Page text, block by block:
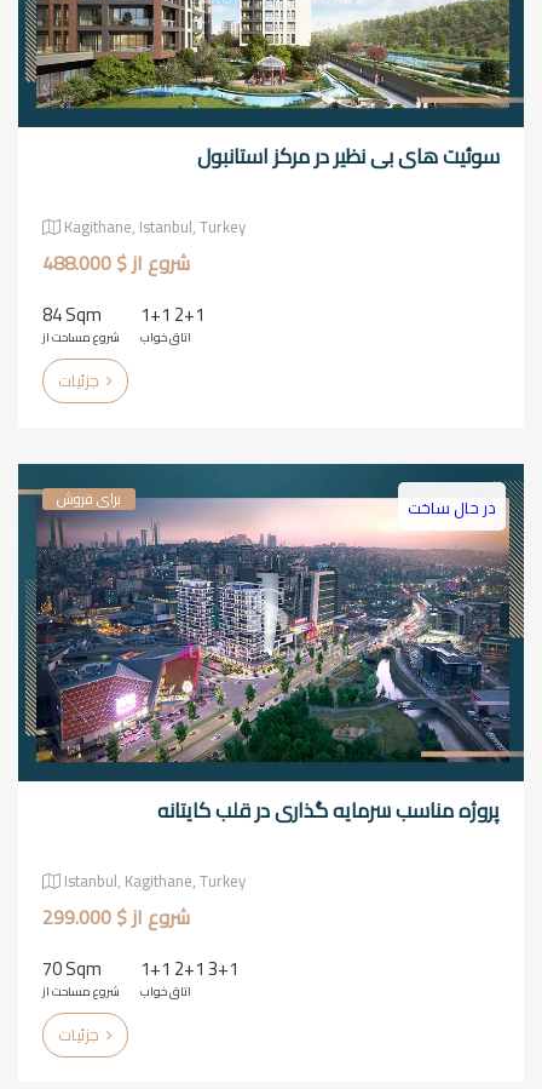
سوئیت های بی نظیر در مرکز استانبول
Kagithane, Istanbul, Turkey
شروع از $ 488.000
84 Sqm
شروع مساحت از
1+1 2+1
اتاق خواب
برای فروش در حال ساخت
پروژه مناسب سرمایه گذاری در قلب کایتانه
Istanbul, Kagithane, Turkey
شروع از $ 299.000
70 Sqm
شروع مساحت از
1+1 2+1 3+1
اتاق خواب